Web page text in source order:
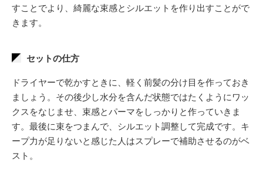
すことでより、綺麗な束感とシルエットを作り出すことがで
きます。
セットの仕方
ドライヤーで乾かすときに、軽く前髪の分け目を作っておき
ましょう。その後少し水分を含んだ状態ではたくようにワッ
クスをなじませ、束感とパーマをしっかりと作っていきま
す。最後に束をつまんで、シルエット調整して完成です。キ
ープ力が足りないと感じた人はスプレーで補助させるのがベ
スト。